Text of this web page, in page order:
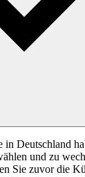
in Deutschland
und zu
Sie zuvor die